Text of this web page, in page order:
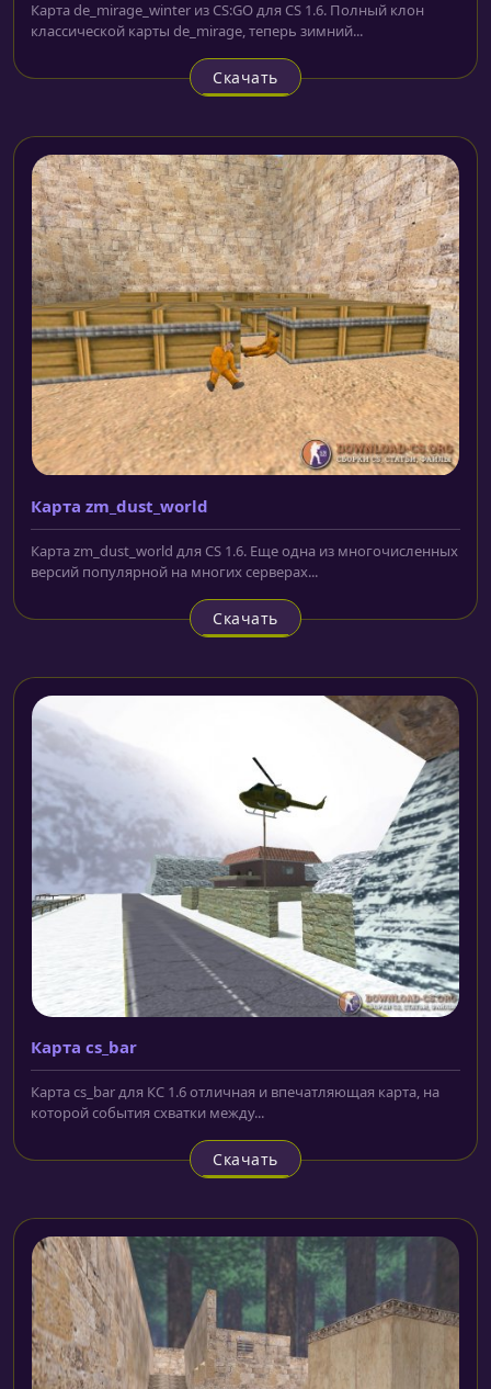
Карта de_mirage_winter из CS:GO для CS 1.6. Полный клон
классической карты de_mirage, теперь зимний...
Скачать
Карта zm_dust_world
Карта zm_dust_world для CS 1.6. Еще одна из многочисленных
версий популярной на многих серверах...
Скачать
Карта cs_bar
Карта cs_bar для КС 1.6 отличная и впечатляющая карта, на
которой события схватки между...
Скачать